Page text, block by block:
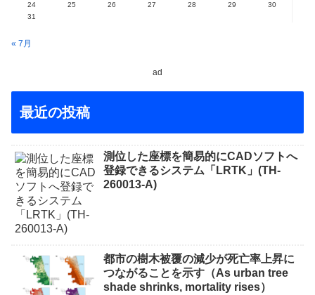
24
25 26 27 28 29
30
31
« 7月
ad
最近の投稿
測位した座標を簡易的にCADソフトへ
登録できるシステム「LRTK」(TH-
260013-A)
都市の樹木被覆の減少が死亡率上昇に
つながることを示す（As urban tree
shade shrinks, mortality rises）